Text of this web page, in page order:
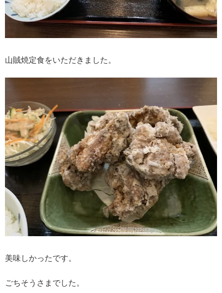
山賊焼定食をいただきました。
美味しかったです。
ごちそうさまでした。